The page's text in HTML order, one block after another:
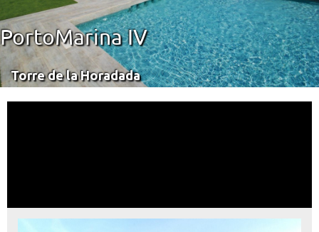
PortoMarina IV
Torre de la Horadada